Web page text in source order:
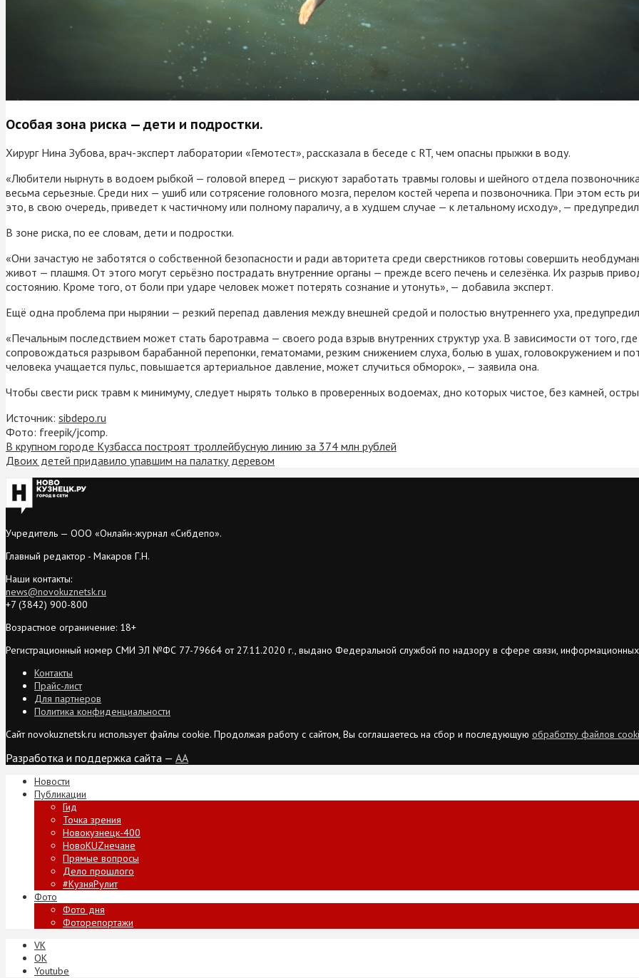
Особая зона риска — дети и подростки.
Хирург Нина Зубова, врач-эксперт лаборатории «Гемотест», рассказала в беседе с RT, чем опасны прыжки в воду.
«Любители нырнуть в водоем рыбкой — головой вперед — рискуют заработать травмы головы и шейного отдела
весьма серьезные. Среди них — ушиб или сотрясение головного мозга, перелом костей черепа и позвоночника. При этом есть
это, в свою очередь, приведет к частичному или полному параличу, а в худшем случае — к летальному исходу», —
В зоне риска, по ее словам, дети и подростки.
«Они зачастую не заботятся о собственной безопасности и ради авторитета среди сверстников готовы совершить
живот — плашмя. От этого могут серьёзно пострадать внутренние органы — прежде всего печень и селезёнка. Их разрыв
состоянию. Кроме того, от боли при ударе человек может потерять сознание и утонуть», — добавила эксперт.
Ещё одна проблема при нырянии — резкий перепад давления между внешней средой и полостью внутреннего уха,
«Печальным последствием может стать баротравма — своего рода взрыв внутренних структур уха. В зависимости от того,
сопровождаться разрывом барабанной перепонки, гематомами, резким снижением слуха, болью в ушах, головокружением и
человека учащается пульс, повышается артериальное давление, может случиться обморок», — заявила она.
Чтобы свести риск травм к минимуму, следует нырять только в проверенных водоемах, дно которых чистое, без камней,
Источник: sibdepo.ru
Фото: freepik/jcomp.
В крупном городе Кузбасса построят троллейбусную линию за 374 млн рублей
Двоих детей придавило упавшим на палатку деревом
Учредитель — ООО «Онлайн-журнал «Сибдепо».
Главный редактор - Макаров Г.Н.
Наши контакты:
news@novokuznetsk.ru
+7 (3842) 900-800
Возрастное ограничение: 18+
Регистрационный номер СМИ ЭЛ №ФС 77-79664 от 27.11.2020 г., выдано Федеральной службой по надзору в сфере связи, информационных
Контакты
Прайс-лист
Для партнеров
Политика конфиденциальности
Сайт novokuznetsk.ru использует файлы cookie. Продолжая работу с сайтом, Вы соглашаетесь на сбор и последующую обработку файлов
Разработка и поддержка сайта — AA
Новости
Публикации
Гид
Точка зрения
Новокузнецк-400
НовоKUZнечане
Прямые вопросы
Дело прошлого
#КузняРулит
Фото
Фото дня
Фоторепортажи
VK
ОК
Youtube